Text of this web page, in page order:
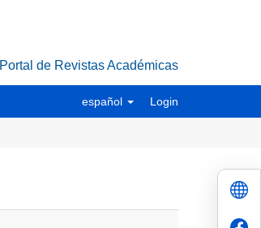
Portal de Revistas Académicas
español Login